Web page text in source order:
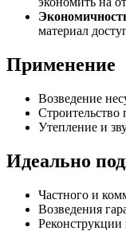
материал
Применение
Возведение
Утепление и
Идеально
Частного и
Возведения